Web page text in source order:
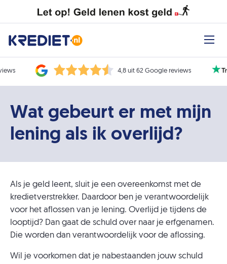
4,8 uit 62 Google reviews
Wat gebeurt er met mijn
lening als ik overlijd?
Als je geld leent, sluit je een overeenkomst met de
kredietverstrekker. Daardoor ben je verantwoordelijk
voor het aflossen van je lening. Overlijd je tijdens de
looptijd? Dan gaat de schuld over naar je erfgenamen.
Die worden dan verantwoordelijk voor de aflossing.
Wil je voorkomen dat je nabestaanden jouw schuld